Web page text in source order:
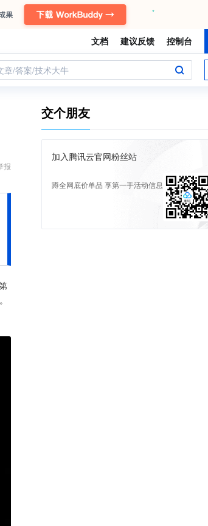
文档 建议反馈 控制台
章/答案/技术大牛
报
交个朋友
加入腾讯云官网粉丝站
蹲全网底价单品 享第一手活动信息